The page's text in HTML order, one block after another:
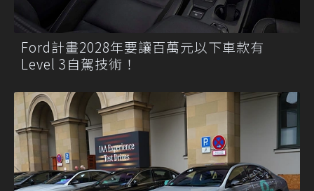
Ford計畫2028年要讓百萬元以下車款有
Level 3自駕技術！